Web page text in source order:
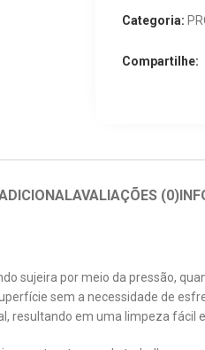
Categoria:
Compartilhe:
AVALIAÇÕES (0)
por meio da pressão,
sem a necessidade de
resultando em uma limpeza fácil e